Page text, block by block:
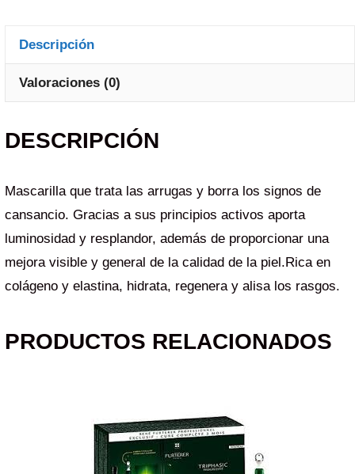
Descripción
Valoraciones (0)
DESCRIPCIÓN
Mascarilla que trata las arrugas y borra los signos de
cansancio. Gracias a sus principios activos aporta
luminosidad y resplandor, además de proporcionar una
mejora visible y general de la calidad de la piel.Rica en
colágeno y elastina, hidrata, regenera y alisa los rasgos.
PRODUCTOS RELACIONADOS